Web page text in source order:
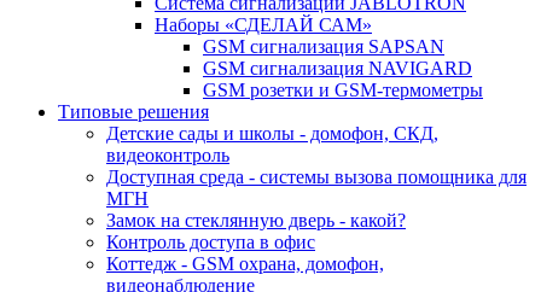
Наборы «СДЕЛАЙ САМ»
GSM сигнализация SAPSAN
GSM сигнализация NAVIGARD
GSM розетки и GSM-термометры
Типовые решения
Детские сады и школы - домофон, СКД,
видеоконтроль
Доступная среда - системы вызова помощника для
МГН
Замок на стеклянную дверь - какой?
Контроль доступа в офис
Коттедж - GSM охрана, домофон,
видеонаблюдение